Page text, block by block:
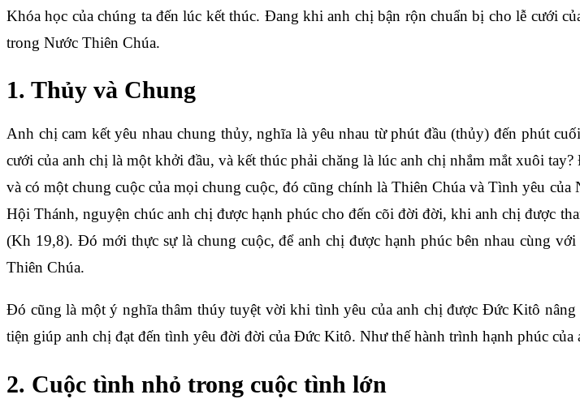
Khóa học của chúng ta đến lúc kết thúc. Đang khi anh chị bận rộn chuẩn bị cho lễ cưới
trong Nước Thiên Chúa.
1. Thủy và Chung
Anh chị cam kết yêu nhau chung thủy, nghĩa là yêu nhau từ phút đầu (thủy) đến phút
cưới của anh chị là một khởi đầu, và kết thúc phải chăng là lúc anh chị nhắm mắt xuôi
và có một chung cuộc của mọi chung cuộc, đó cũng chính là Thiên Chúa và Tình yêu
Hội Thánh, nguyện chúc anh chị được hạnh phúc cho đến cõi đời đời, khi anh chị được
(Kh 19,8). Đó mới thực sự là chung cuộc, để anh chị được hạnh phúc bên nhau cùng
Thiên Chúa.
Đó cũng là một ý nghĩa thâm thúy tuyệt vời khi tình yêu của anh chị được Đức Kitô
tiện giúp anh chị đạt đến tình yêu đời đời của Đức Kitô. Như thế hành trình hạnh phúc
2. Cuộc tình nhỏ trong cuộc tình lớn